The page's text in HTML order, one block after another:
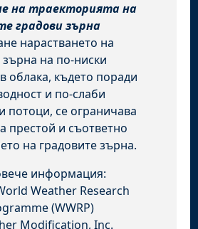
на траекторията на
градови зърна
нарастването на
зърна на по-ниски
облака, където поради
и по-слаби
потоци, се ограничава
престой и съответно
на градовите зърна.
информация:
Weather Research
(WWRP)
Modification, Inc.